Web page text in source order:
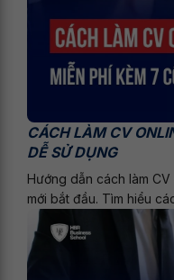
CÁCH LÀM CV
DỄ SỬ DỤNG
Hướng dẫn cách làm
mới bắt đầu. Tìm hiểu